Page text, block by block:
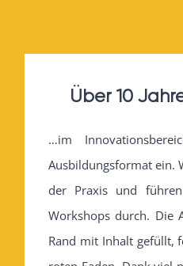
Über 10
…im
Ausbildungsformat ein.
der Praxis und
Workshops durch. Die
Rand mit Inhalt gefüllt,